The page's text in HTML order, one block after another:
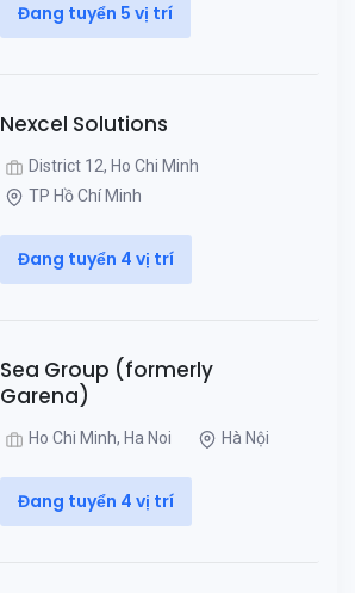
Đang tuyển 5 vị trí
Nexcel Solutions
District 12, Ho Chi Minh
TP Hồ Chí Minh
Đang tuyển 4 vị trí
Sea Group (formerly
Garena)
Ho Chi Minh, Ha Noi Hà Nội
Đang tuyển 4 vị trí